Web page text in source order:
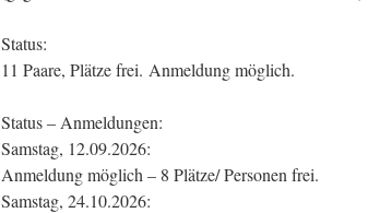
Status:
11 Paare, Plätze frei. Anmeldung möglich.
Status – Anmeldungen:
Samstag, 12.09.2026:
Anmeldung möglich – 8 Plätze/ Personen frei.
Samstag, 24.10.2026: